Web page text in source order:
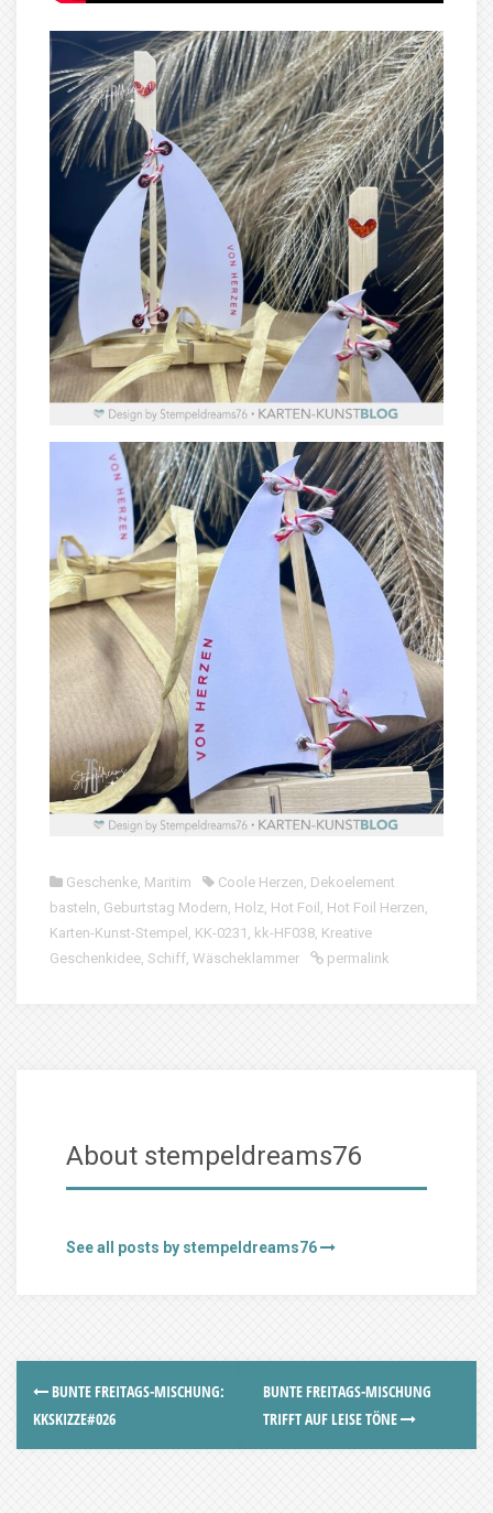
Geschenke, Maritim Coole Herzen, Dekoelement
basteln, Geburtstag Modern, Holz, Hot Foil , Hot Foil Herzen,
Karten-Kunst-Stempel , KK-0231 , kk-HF038, Kreative
Geschenkidee, Schiff, Wäscheklammer permalink
About stempeldreams76
See all posts by stempeldreams76
BUNTE FREITAGS-MISCHUNG:
KKSKIZZE#026
BUNTE FREITAGS-MISCHUNG
TRIFFT AUF LEISE TÖNE